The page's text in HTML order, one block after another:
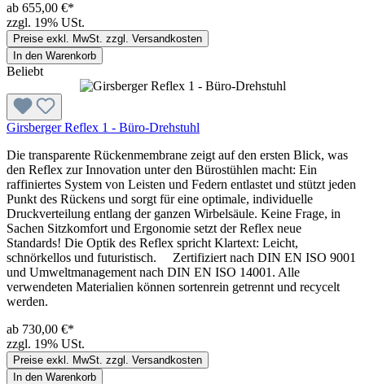
ab 655,00 €*
zzgl. 19% USt.
Preise exkl. MwSt. zzgl. Versandkosten
In den Warenkorb
Beliebt
Girsberger Reflex 1 - Büro-Drehstuhl
Die transparente Rückenmembrane zeigt auf den ersten Blick, was
den Reflex zur Innovation unter den Bürostühlen macht: Ein
raffiniertes System von Leisten und Federn entlastet und stützt jeden
Punkt des Rückens und sorgt für eine optimale, individuelle
Druckverteilung entlang der ganzen Wirbelsäule. Keine Frage, in
Sachen Sitzkomfort und Ergonomie setzt der Reflex neue
Standards! Die Optik des Reflex spricht Klartext: Leicht,
schnörkellos und futuristisch. Zertifiziert nach DIN EN ISO 9001
und Umweltmanagement nach DIN EN ISO 14001. Alle
verwendeten Materialien können sortenrein getrennt und recycelt
werden.
ab 730,00 €*
zzgl. 19% USt.
Preise exkl. MwSt. zzgl. Versandkosten
In den Warenkorb